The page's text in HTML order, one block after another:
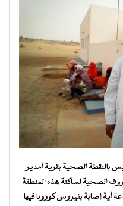
بالنقطة الصحية بقرية آمدير
الصحية لساكنة هذه المنطقة
أية إصابة بفيروس كورونا فيها